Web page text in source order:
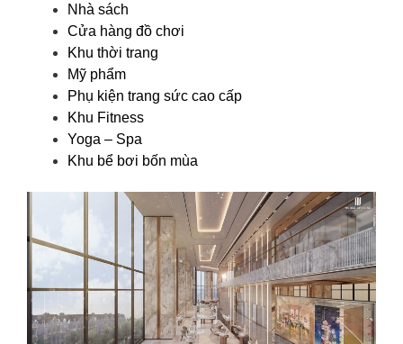
Nhà sách
Cửa hàng đồ chơi
Khu thời trang
Mỹ phẩm
Phụ kiện trang sức cao cấp
Khu Fitness
Yoga – Spa
Khu bể bơi bốn mùa